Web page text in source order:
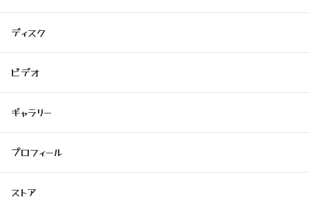
ディスク
ビデオ
ギャラリー
プロフィール
ストア